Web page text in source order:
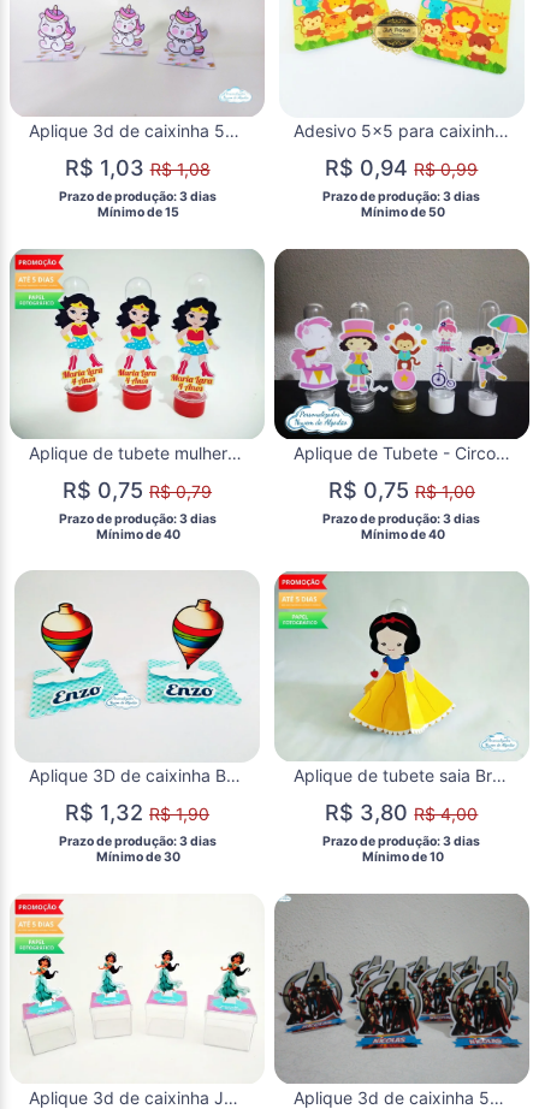
Aplique 3d de caixinha 5x5 unicórnio cute
R$ 1,03R$ 1,08
Prazo de produção: 3 dias
  Mínimo de 15
Adesivo 5x5 para caixinha acrílica Safari cute
R$ 0,94R$ 0,99
Prazo de produção: 3 dias
  Mínimo de 50
Aplique de tubete mulher maravilha Cute
R$ 0,75R$ 0,79
Prazo de produção: 3 dias
  Mínimo de 40
Aplique de Tubete - Circo Menina
R$ 0,75R$ 1,00
Prazo de produção: 3 dias
  Mínimo de 40
Aplique 3D de caixinha Brinquedos
R$ 1,32R$ 1,90
Prazo de produção: 3 dias
  Mínimo de 30
Aplique de tubete saia Branca de neve cute
R$ 3,80R$ 4,00
Prazo de produção: 3 dias
  Mínimo de 10
Aplique 3d de caixinha Jasmine/Aladdin Aplique 3d de caixinha 5x5 Vingadores